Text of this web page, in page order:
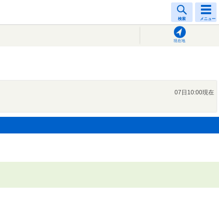
検索 メニュー
現在地
07日10:00現在